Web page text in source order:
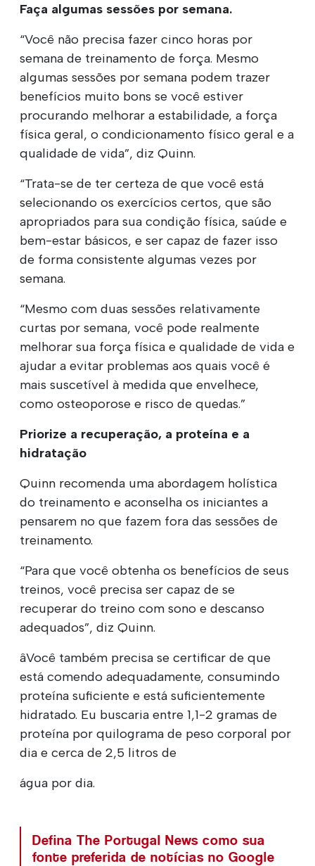
Faça algumas sessões por semana.
“Você não precisa fazer cinco horas por
semana de treinamento de força. Mesmo
algumas sessões por semana podem trazer
benefícios muito bons se você estiver
procurando melhorar a estabilidade, a força
física geral, o condicionamento físico geral e a
qualidade de vida”, diz Quinn.
“Trata-se de ter certeza de que você está
selecionando os exercícios certos, que são
apropriados para sua condição física, saúde e
bem-estar básicos, e ser capaz de fazer isso
de forma consistente algumas vezes por
semana.
“Mesmo com duas sessões relativamente
curtas por semana, você pode realmente
melhorar sua força física e qualidade de vida e
ajudar a evitar problemas aos quais você é
mais suscetível à medida que envelhece,
como osteoporose e risco de quedas.”
Priorize a recuperação, a proteína e a
hidratação
Quinn recomenda uma abordagem holística
do treinamento e aconselha os iniciantes a
pensarem no que fazem fora das sessões de
treinamento.
“Para que você obtenha os benefícios de seus
treinos, você precisa ser capaz de se
recuperar do treino com sono e descanso
adequados”, diz Quinn.
âVocê também precisa se certificar de que
está comendo adequadamente, consumindo
proteína suficiente e está suficientemente
hidratado. Eu buscaria entre 1,1-2 gramas de
proteína por quilograma de peso corporal por
dia e cerca de 2,5 litros de
água por dia.
Defina The Portugal News como sua
fonte preferida de notícias no Google